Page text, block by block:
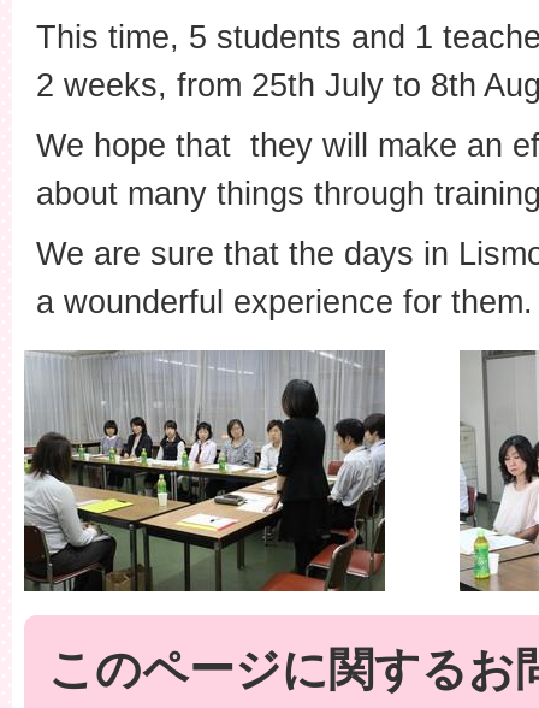
This time, 5 students and 1
2 weeks, from 25th July to 8th
We hope that they will make an
about many things through
We are sure that the days in
a wounderful experience for them.
このページに関するお